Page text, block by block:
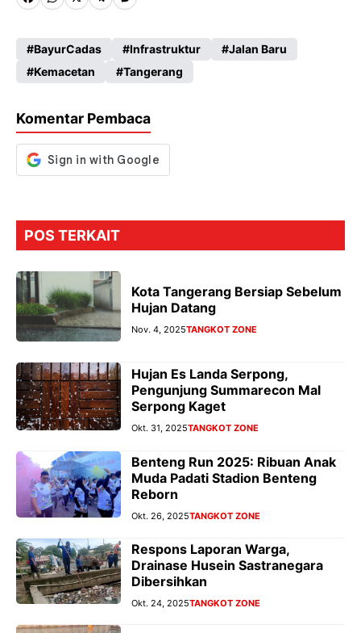
Fa
b
o
k
W
ts
A
p
X
Te
gr
a
M
se
n
er
BayurCadas Infrastruktur
Jalan Baru
Kemacetan
Tangerang
Komentar Pembaca
POS TERKAIT
Kota Tangerang Bersiap Sebelum
Hujan Datang
Nov. 4, 2025TANGKOT ZONE
Hujan Es Landa Serpong,
Pengunjung Summarecon Mal
Serpong Kaget
Okt. 31, 2025TANGKOT ZONE
Benteng Run 2025: Ribuan Anak
Muda Padati Stadion Benteng
Reborn
Okt. 26, 2025TANGKOT ZONE
Respons Laporan Warga,
Drainase Husein Sastranegara
Dibersihkan
Okt. 24, 2025TANGKOT ZONE